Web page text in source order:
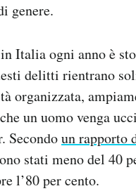
genere.
Italia ogni anno è
delitti rientrano
organizzata,
un uomo venga
Secondoun rapporto
stati meno del 40
l’80 per cento.